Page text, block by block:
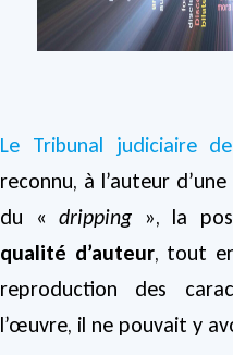
Le Tribunal judiciaire
reconnu, à l’auteur
du « dripping », la
qualité d’auteur, tout
reproduction des
l’œuvre, il ne pouvait y